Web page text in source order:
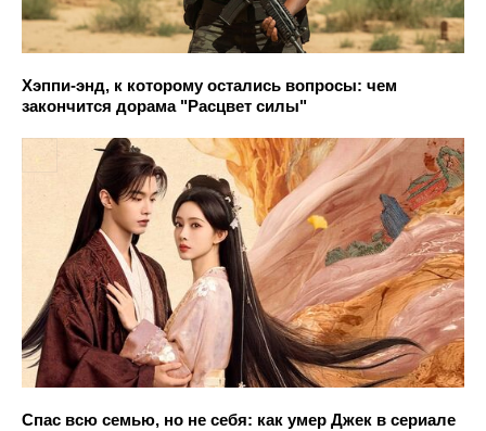
Хэппи-энд, к которому остались вопросы: чем
закончится дорама "Расцвет силы"
Спас всю семью, но не себя: как умер Джек в сериале